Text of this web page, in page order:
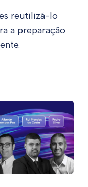
reutilizá-lo
a preparação